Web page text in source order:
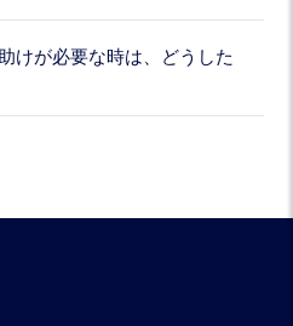
けが必要な時は、どうした